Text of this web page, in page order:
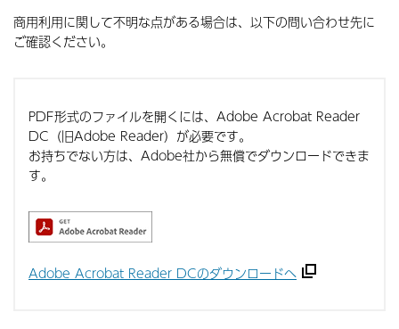
商用利用に関して不明な点がある場合は、以下の問い合わせ先に
ご確認ください。
PDF形式のファイルを開くには、Adobe Acrobat Reader
DC（旧Adobe Reader）が必要です。
お持ちでない方は、Adobe社から無償でダウンロードできま
す。
Adobe Acrobat Reader DCのダウンロードへ